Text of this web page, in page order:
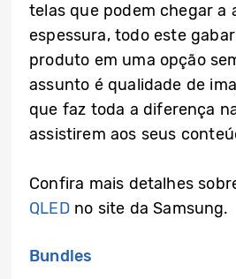
telas que podem chegar a
espessura, todo este
produto em uma opção
assunto é qualidade de
que faz toda a diferença
assistirem aos seus
Confira mais detalhes
QLEDno site da Samsung.
Bundles